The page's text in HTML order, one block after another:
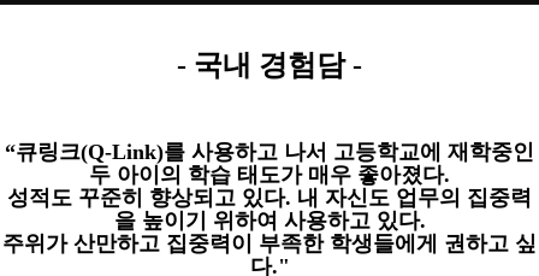
- 국내 경험담-
“큐링크(Q-Link)를 사용하고 나서 고등학교에 재학중인
두 아이의 학습 태도가 매우 좋아졌다.
성적도 꾸준히 향상되고 있다. 내 자신도 업무의 집중력
을 높이기 위하여 사용하고 있다.
주위가 산만하고 집중력이 부족한 학생들에게 권하고 싶
다."